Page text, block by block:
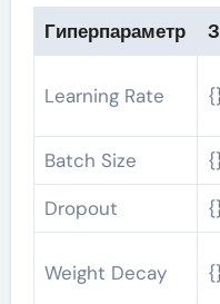
Гиперпараметр
Learning Rate
Batch Size
Dropout
Weight Decay